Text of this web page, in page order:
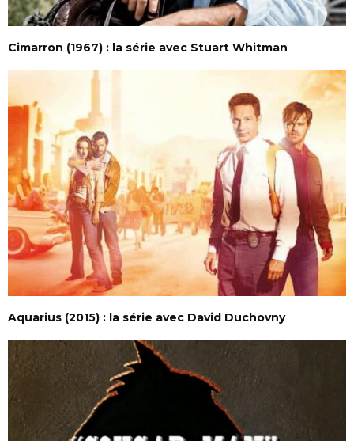
Cimarron (1967) : la série avec Stuart Whitman
Aquarius (2015) : la série avec David Duchovny